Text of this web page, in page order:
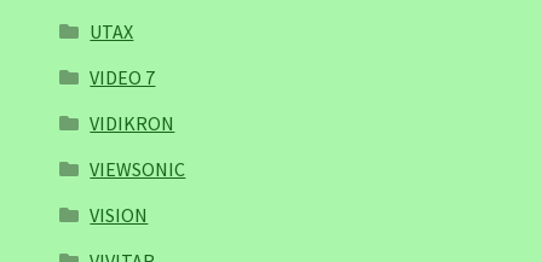
UTAX
VIDEO 7
VIDIKRON
VIEWSONIC
VISION